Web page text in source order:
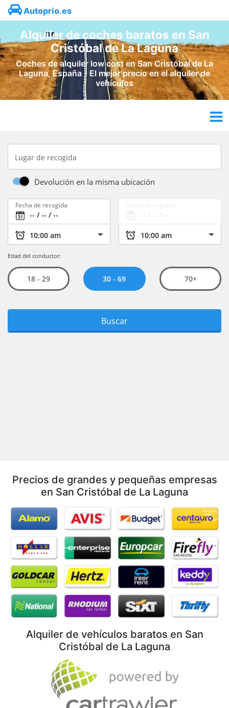
Autoprio.es
Alquiler de coches baratos en San
Cristóbal de La Laguna
Coches de alquiler low cost en San Cristóbal de La
Laguna, España - El mejor precio en el alquiler de
vehículos
Precios de grandes y pequeñas empresas
en San Cristóbal de La Laguna
Alquiler de vehículos baratos en San
Cristóbal de La Laguna